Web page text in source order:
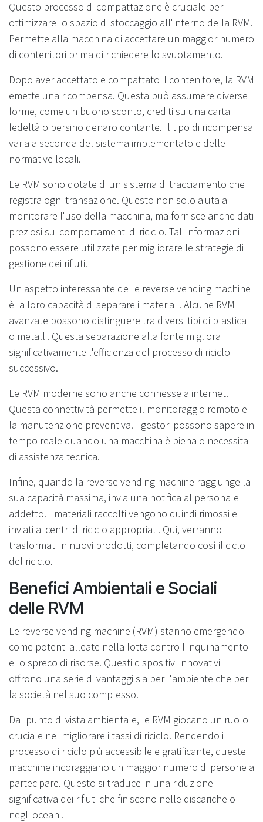
Questo processo di compattazione è cruciale per
ottimizzare lo spazio di stoccaggio all'interno della RVM.
Permette alla macchina di accettare un maggior numero
di contenitori prima di richiedere lo svuotamento.
Dopo aver accettato e compattato il contenitore, la RVM
emette una ricompensa. Questa può assumere diverse
forme, come un buono sconto, crediti su una carta
fedeltà o persino denaro contante. Il tipo di ricompensa
varia a seconda del sistema implementato e delle
normative locali.
Le RVM sono dotate di un sistema di tracciamento che
registra ogni transazione. Questo non solo aiuta a
monitorare l'uso della macchina, ma fornisce anche dati
preziosi sui comportamenti di riciclo. Tali informazioni
possono essere utilizzate per migliorare le strategie di
gestione dei rifiuti.
Un aspetto interessante delle reverse vending machine
è la loro capacità di separare i materiali. Alcune RVM
avanzate possono distinguere tra diversi tipi di plastica
o metalli. Questa separazione alla fonte migliora
significativamente l'efficienza del processo di riciclo
successivo.
Le RVM moderne sono anche connesse a internet.
Questa connettività permette il monitoraggio remoto e
la manutenzione preventiva. I gestori possono sapere in
tempo reale quando una macchina è piena o necessita
di assistenza tecnica.
Infine, quando la reverse vending machine raggiunge la
sua capacità massima, invia una notifica al personale
addetto. I materiali raccolti vengono quindi rimossi e
inviati ai centri di riciclo appropriati. Qui, verranno
trasformati in nuovi prodotti, completando così il ciclo
del riciclo.
Benefici Ambientali e Sociali
delle RVM
Le reverse vending machine (RVM) stanno emergendo
come potenti alleate nella lotta contro l'inquinamento
e lo spreco di risorse. Questi dispositivi innovativi
offrono una serie di vantaggi sia per l'ambiente che per
la società nel suo complesso.
Dal punto di vista ambientale, le RVM giocano un ruolo
cruciale nel migliorare i tassi di riciclo. Rendendo il
processo di riciclo più accessibile e gratificante, queste
macchine incoraggiano un maggior numero di persone a
partecipare. Questo si traduce in una riduzione
significativa dei rifiuti che finiscono nelle discariche o
negli oceani.